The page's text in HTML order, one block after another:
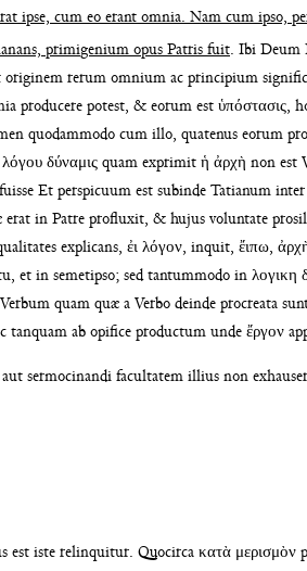
ipse, cum eo erant omnia. Nam cum ipso,
primigenium opus Patris fuit. Ibi Deum
originem rerum omnium ac principium
producere potest, & eorum est ὑπόστασις,
quodammodo cum illo, quatenus eorum
δύναμις quam exprimit ἡ ἀρχὴ non est
Et perspicuum est subinde Tatianum
erat in Patre profluxit, & hujus voluntate
explicans, ἐι λόγον, inquit, ἔιπω,
et in semetipso; sed tantummodo in λογικη
quam quæ a Verbo deinde procreata
tanquam ab opifice productum unde ἔργον
aut sermocinandi facultatem illius non
est iste relinquitur. Quocirca κατὰ μερισμὸν